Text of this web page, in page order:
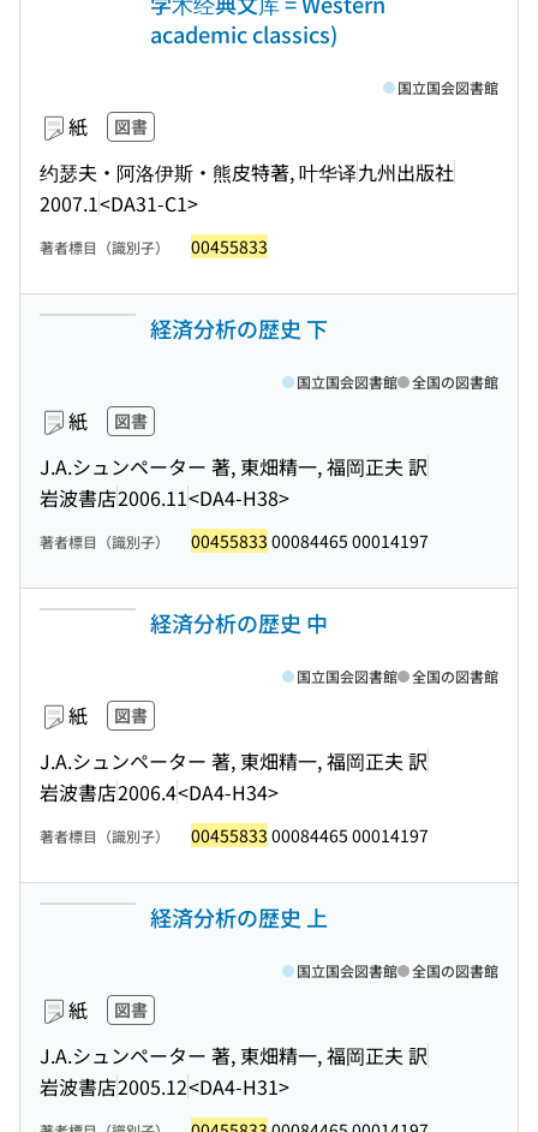
academic classics)
紙 図書
约瑟夫・阿洛伊斯・熊皮特著, 叶华译九州出版社
2007.1<DA31-C1>
国立国会図書館
著者標目（識別子） 00455833
経済分析の歴史 下
紙 図書
J.A.シュンペーター 著, 東畑精一, 福岡正夫 訳
岩波書店2006.11<DA4-H38>
国立国会図書館 全国の図書館
著者標目（識別子） 00455833 00084465 00014197
経済分析の歴史 中
紙 図書
J.A.シュンペーター 著, 東畑精一, 福岡正夫 訳
岩波書店2006.4<DA4-H34>
国立国会図書館 全国の図書館
著者標目（識別子） 00455833 00084465 00014197
経済分析の歴史 上
紙 図書
J.A.シュンペーター 著, 東畑精一, 福岡正夫 訳
岩波書店2005.12<DA4-H31>
国立国会図書館 全国の図書館